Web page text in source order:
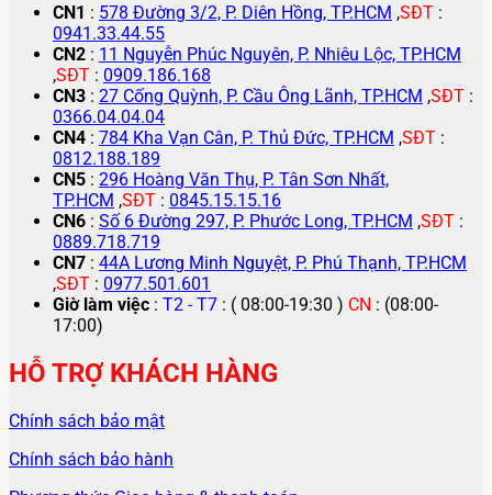
CN1 : 578 Đường 3/2, P. Diên Hồng, TP.HCM ,SĐT :
0941.33.44.55
CN2 : 11 Nguyễn Phúc Nguyên, P. Nhiêu Lộc, TP.HCM
,SĐT : 0909.186.168
CN3 : 27 Cống Quỳnh, P. Cầu Ông Lãnh, TP.HCM ,SĐT :
0366.04.04.04
CN4 : 784 Kha Vạn Cân, P. Thủ Đức, TP.HCM ,SĐT :
0812.188.189
CN5 : 296 Hoàng Văn Thụ, P. Tân Sơn Nhất,
TP.HCM ,SĐT : 0845.15.15.16
CN6 : Số 6 Đường 297, P. Phước Long, TP.HCM ,SĐT :
0889.718.719
CN7 : 44A Lương Minh Nguyệt, P. Phú Thạnh, TP.HCM
,SĐT : 0977.501.601
Giờ làm việc : T2 - T7 : ( 08:00-19:30 ) CN : (08:00-
17:00)
HỖ TRỢ KHÁCH HÀNG
Chính sách bảo mật
Chính sách bảo hành